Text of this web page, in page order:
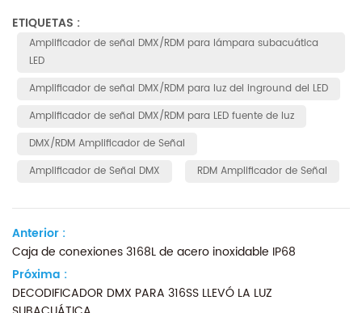
ETIQUETAS :
Amplificador de señal DMX/RDM para lámpara subacuática
LED
Amplificador de señal DMX/RDM para luz del inground del LED
Amplificador de señal DMX/RDM para LED fuente de luz
DMX/RDM Amplificador de Señal
Amplificador de Señal DMX
RDM Amplificador de Señal
Anterior :
Caja de conexiones 3168L de acero inoxidable IP68
Próxima :
DECODIFICADOR DMX PARA 316SS LLEVÓ LA LUZ